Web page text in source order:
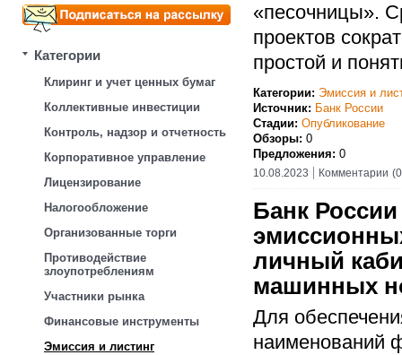
Категории
Клиринг и учет ценных бумаг
Коллективные инвестиции
Контроль, надзор и отчетность
Корпоративное управление
Лицензирование
Налогообложение
Организованные торги
Противодействие
злоупотреблениям
Участники рынка
Финансовые инструменты
Эмиссия и листинг
«песочницы».
проектов
простой и
Категории: Эмиссия и
Источник: Банк России
Стадии: Опубликование
Обзоры: 0
Предложения: 0
10.08.2023 Комментарии
Банк
личный
машинных
Для
наименований